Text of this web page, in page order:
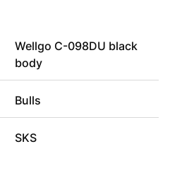
Wellgo C-098DU black
body
Bulls
SKS